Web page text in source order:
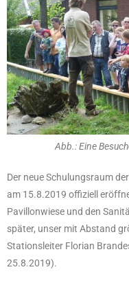
Abb.: Eine
Der neue Schulungsraum
am 15.8.2019 offiziell
Pavillonwiese und den
später, unser mit Abstand
Stationsleiter Florian
25.8.2019).